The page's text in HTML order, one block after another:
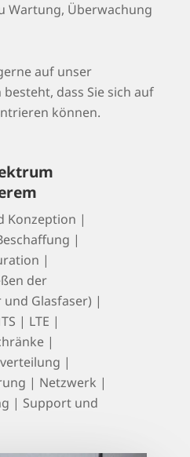
Wartung, Überwachung
auf unser
dass Sie sich auf
können.
Konzeption |
|
|
der
Glasfaser) |
| LTE |
|
|
| Netzwerk |
| Support und